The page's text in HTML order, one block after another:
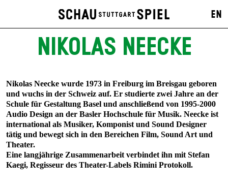
EN
NIKOLAS NEECKE
Nikolas Neecke wurde 1973 in Freiburg im Breisgau geboren
und wuchs in der Schweiz auf. Er studierte zwei Jahre an der
Schule für Gestaltung Basel und anschließend von 1995-2000
Audio Design an der Basler Hochschule für Musik. Neecke ist
international als Musiker, Komponist und Sound Designer
tätig und bewegt sich in den Bereichen Film, Sound Art und
Theater.
Eine langjährige Zusammenarbeit verbindet ihn mit Stefan
Kaegi, Regisseur des Theater-Labels Rimini Protokoll.